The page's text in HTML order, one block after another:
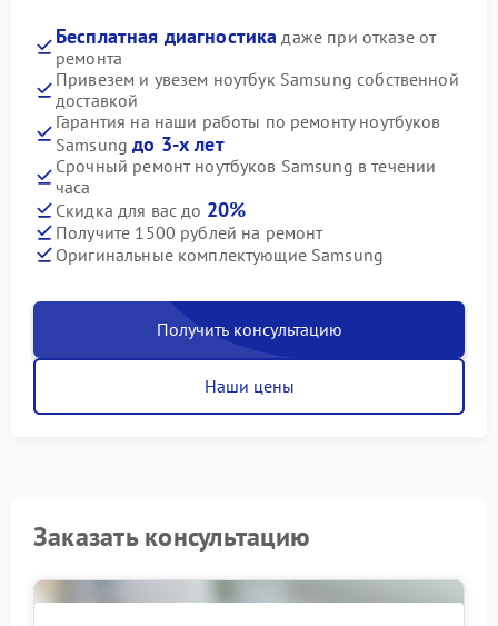
Бесплатная диагностика даже при отказе от
ремонта
Привезем и увезем ноутбук Samsung собственной
доставкой
Гарантия на наши работы по ремонту ноутбуков
Samsungдо 3-х лет
Срочный ремонт ноутбуков Samsung в течении
часа
Скидка для вас до 20%
Получите 1500 рублей на ремонт
Оригинальные комплектующие Samsung
Получить консультацию
Наши цены
Заказать консультацию